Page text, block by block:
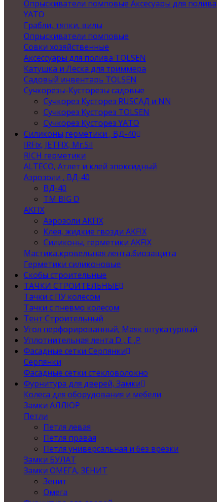
Опрыскиватели помповые Аксесуары для полива
YATO
Грабли, тяпки, вилы
Опрыскиватели помповые
Совки хозяйственные
Аксессуары для полива TOLSEN
Катушка и Леска для триммера
Садовый инвентарь TOLSEN
Сучкорезы-Кусторезы садовые
Сучкорез Кусторез RUSСАД и NN
Сучкорез Кусторез TOLSEN
Сучкорез Кусторез YATO
Силиконы,герметики , ВД-40
IRFix, JETFIX, Mr.Sil
RICH герметики
ALTECO, Атлет и клей эпоксидный
Аэрозоли , ВД-40
ВД-40
TM BIG D
AKFIX
Аэрозоли AKFIX
Клея, жидкие гвозди AKFIX
Силиконы, герметики AKFIX
Мастика,кровельная лента,биозащита
Герметики силиконовые
Скобы строительные
ТАЧКИ СТРОИТЕЛЬНЫЕ
Тачки с ПУ колесом
Тачки с пневмо колесом
Тент Строительный
Угол перфорированный, Маяк штукатурный
Уплотнительная лента D , Е ,P
Фасадные сетки Серпянки
Серпянки
Фасадные сетки стекловолокно
Фурнитура для дверей, Замки
Колеса для оборудования и мебели
Замки АЛЛЮР
Петли
Петля левая
Петля правая
Петля универсальная и без врезки
Замки БУЛАТ
Замки ОМЕГА, ЗЕНИТ
Зенит
Омега